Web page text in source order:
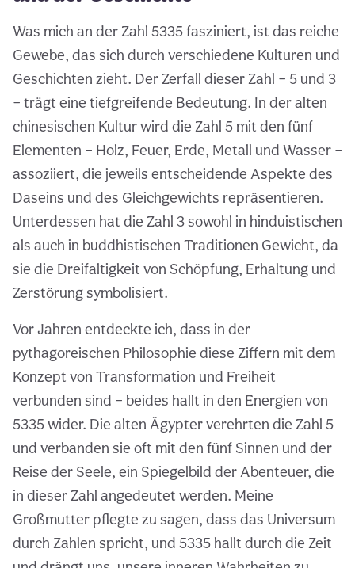
Was mich an der Zahl 5335 fasziniert, ist das reiche
Gewebe, das sich durch verschiedene Kulturen und
Geschichten zieht. Der Zerfall dieser Zahl – 5 und 3
– trägt eine tiefgreifende Bedeutung. In der alten
chinesischen Kultur wird die Zahl 5 mit den fünf
Elementen – Holz, Feuer, Erde, Metall und Wasser –
assoziiert, die jeweils entscheidende Aspekte des
Daseins und des Gleichgewichts repräsentieren.
Unterdessen hat die Zahl 3 sowohl in hinduistischen
als auch in buddhistischen Traditionen Gewicht, da
sie die Dreifaltigkeit von Schöpfung, Erhaltung und
Zerstörung symbolisiert.
Vor Jahren entdeckte ich, dass in der
pythagoreischen Philosophie diese Ziffern mit dem
Konzept von Transformation und Freiheit
verbunden sind – beides hallt in den Energien von
5335 wider. Die alten Ägypter verehrten die Zahl 5
und verbanden sie oft mit den fünf Sinnen und der
Reise der Seele, ein Spiegelbild der Abenteuer, die
in dieser Zahl angedeutet werden. Meine
Großmutter pflegte zu sagen, dass das Universum
durch Zahlen spricht, und 5335 hallt durch die Zeit